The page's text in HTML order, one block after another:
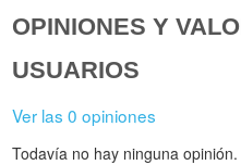
OPINIONES Y
USUARIOS
Ver las 0 opiniones
Todavía no hay ninguna opinión.